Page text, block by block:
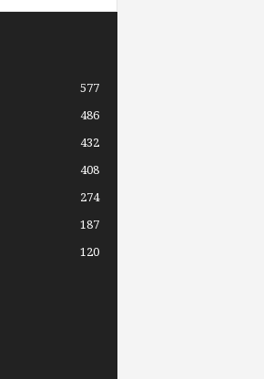
577
486
432
408
274
187
120